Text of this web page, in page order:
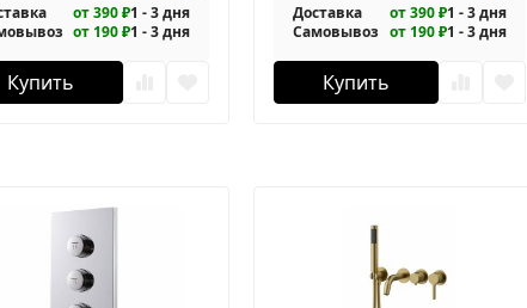
от 390 ₽1 - 3 дня
от 190 ₽1 - 3 дня
Купить
Доставка от 390 ₽1 - 3 дня
Самовывоз от 190 ₽1 - 3 дня
Купить